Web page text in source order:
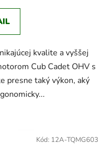
kvalite a vyššej
Cub Cadet OHV s
presne taký výkon, aký
Kód: 12A-TQMG603